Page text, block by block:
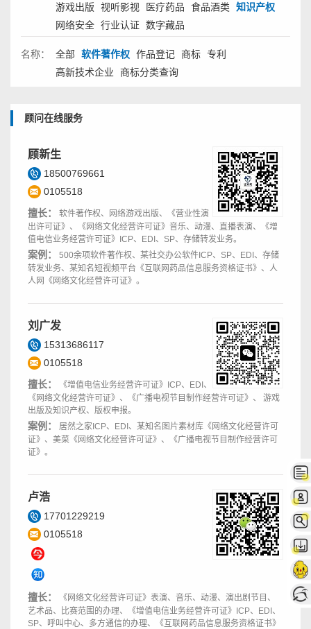
游戏出版
视听影视 医疗药品 食品酒类
知识产权
网络安全 行业认证 数字藏品
名称： 全部 软件著作权 作品登记 商标 专利
高新技术企业
商标分类查询
顾问在线服务
顾新生
18500769661
0105518
擅长：
软件著作权、网络游戏出版、《营业性演
出许可证》、《网络文化经营许可证》音乐、动漫、直播表演、《增
值电信业务经营许可证》ICP、EDI、SP、存储转发业务。
案例：
500余项软件著作权、某社交办公软件ICP、SP、EDI、存储
转发业务、某知名短视频平台《互联网药品信息服务资格证书》、人
人网《网络文化经营许可证》。
刘广发
15313686117
0105518
擅长：
《增值电信业务经营许可证》ICP、EDI、
《网络文化经营许可证》、《广播电视节目制作经营许可证》、 游戏
出版及知识产权、版权申报。
案例：
居然之家ICP、EDI、某知名图片素材库《网络文化经营许可
证》、美菜《网络文化经营许可证》、《广播电视节目制作经营许可
证》。
卢浩
17701229219
0105518
擅长：
《网络文化经营许可证》表演、音乐、动漫、演出剧节目、
艺术品、比赛范围的办理、《增值电信业务经营许可证》ICP、EDI、
SP、呼叫中心、多方通信的办理、《互联网药品信息服务资格证书》